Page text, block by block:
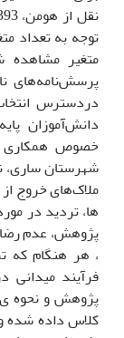
متغیر
دردسترس
دانش‌آموزان
شهرستان ساری،
ملاک‌های خروج
ها، تردید در
پژوهش، عدم
، هر هنگام که
فرآیند
پژوهش و نحوه ی
کلاس داده شده